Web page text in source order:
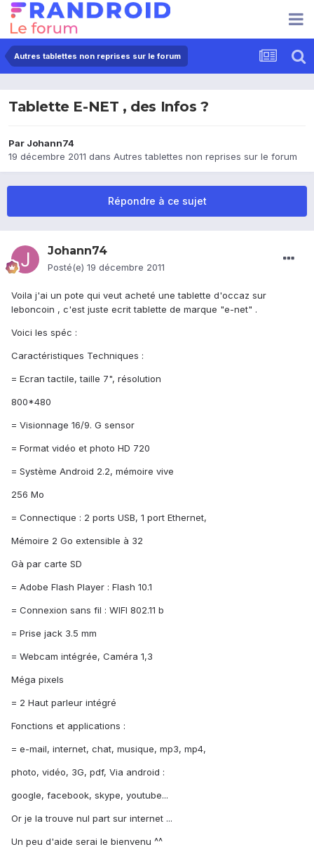
Autres tablettes non reprises sur le forum
Tablette E-NET , des Infos ?
Par Johann74
19 décembre 2011 dans Autres tablettes non reprises sur le forum
Répondre à ce sujet
Johann74
Posté(e) 19 décembre 2011
Voila j'ai un pote qui veut acheté une tablette d'occaz sur
leboncoin , c'est juste ecrit tablette de marque "e-net" .
Voici les spéc :
Caractéristiques Techniques :
= Ecran tactile, taille 7", résolution
800*480
= Visionnage 16/9. G sensor
= Format vidéo et photo HD 720
= Système Android 2.2, mémoire vive
256 Mo
= Connectique : 2 ports USB, 1 port Ethernet,
Mémoire 2 Go extensible à 32
Gà par carte SD
= Adobe Flash Player : Flash 10.1
= Connexion sans fil : WIFI 802.11 b
= Prise jack 3.5 mm
= Webcam intégrée, Caméra 1,3
Méga pixels
= 2 Haut parleur intégré
Fonctions et applications :
= e-mail, internet, chat, musique, mp3, mp4,
photo, vidéo, 3G, pdf, Via android :
google, facebook, skype, youtube...
Or je la trouve nul part sur internet ...
Un peu d'aide serai le bienvenu ^^